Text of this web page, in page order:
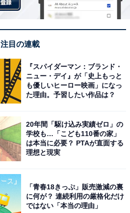
注目の連載
『スパイダーマン：ブランド・
ニュー・デイ』が「史上もっと
も優しいヒーロー映画」になっ
た理由。予習したい作品は？
20年間「駆け込み実績ゼロ」の
学校も…「こども110番の家」
は本当に必要？ PTAが直面する
理想と現実
「青春18きっぷ」販売激減の裏
に何が？ 連続利用の厳格化だけ
ではない「本当の理由」